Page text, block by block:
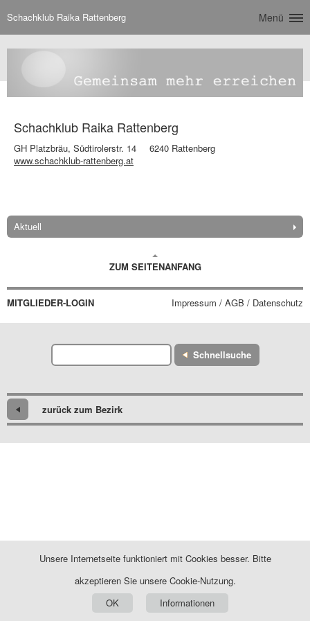
Schachklub Raika Rattenberg Menü
Schachklub Raika Rattenberg
GH Platzbräu, Südtirolerstr. 14
6240 Rattenberg
www.schachklub-rattenberg.at
Aktuell
ZUM SEITENANFANG
MITGLIEDER-LOGIN Impressum / AGB / Datenschutz
Schnellsuche
zurück zum Bezirk
Unsere Internetseite funktioniert mit Cookies besser. Bitte
akzeptieren Sie unsere Cookie-Nutzung.
OK
Informationen